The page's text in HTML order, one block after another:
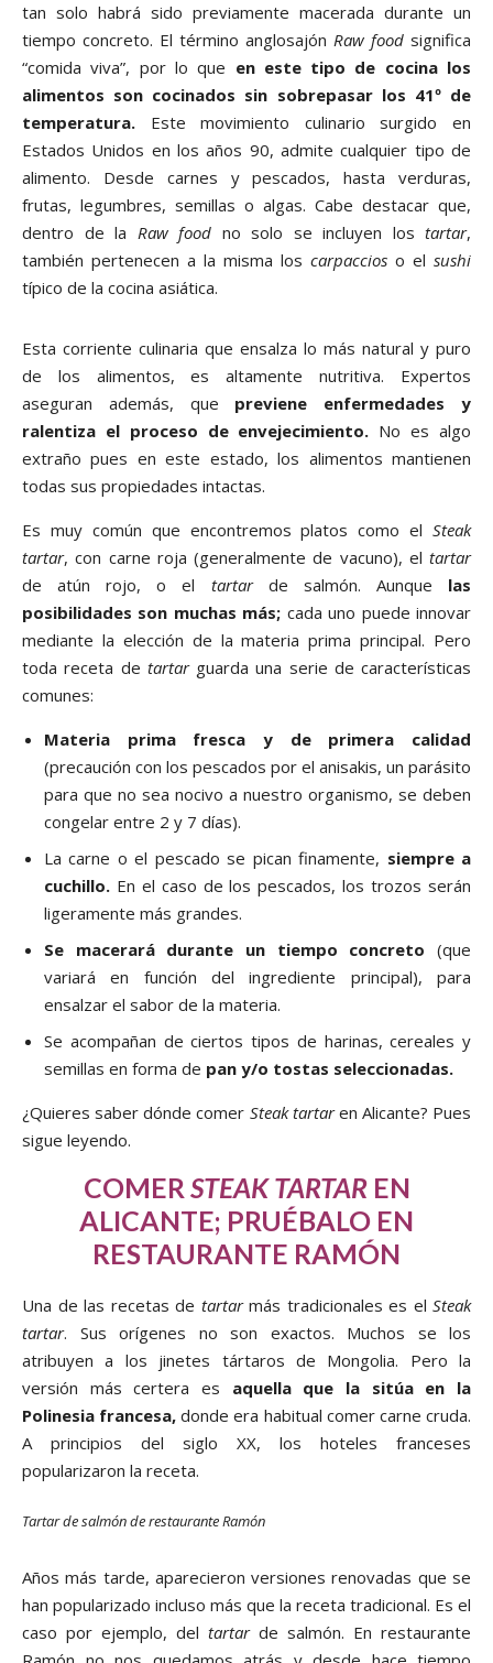
tan solo habrá sido previamente macerada durante un
tiempo concreto. El término anglosajón Raw food significa
“comida viva”, por lo que en este tipo de cocina los
alimentos son cocinados sin sobrepasar los 41º de
temperatura. Este movimiento culinario surgido en
Estados Unidos en los años 90, admite cualquier tipo de
alimento. Desde carnes y pescados, hasta verduras,
frutas, legumbres, semillas o algas. Cabe destacar que,
dentro de la Raw food no solo se incluyen los tartar,
también pertenecen a la misma los carpaccios o el sushi
típico de la cocina asiática.
Esta corriente culinaria que ensalza lo más natural y puro
de los alimentos, es altamente nutritiva. Expertos
aseguran además, que previene enfermedades y
ralentiza el proceso de envejecimiento. No es algo
extraño pues en este estado, los alimentos mantienen
todas sus propiedades intactas.
Es muy común que encontremos platos como el Steak
tartar, con carne roja (generalmente de vacuno), el tartar
de atún rojo, o el tartarde salmón. Aunque las
posibilidades son muchas más; cada uno puede innovar
mediante la elección de la materia prima principal. Pero
toda receta de tartarguarda una serie de características
comunes:
Materia prima fresca y de primera calidad
(precaución con los pescados por el anisakis, un parásito
para que no sea nocivo a nuestro organismo, se deben
congelar entre 2 y 7 días).
La carne o el pescado se pican finamente, siempre a
cuchillo. En el caso de los pescados, los trozos serán
ligeramente más grandes.
Se macerará durante un tiempo concreto (que
variará en función del ingrediente principal), para
ensalzar el sabor de la materia.
Se acompañan de ciertos tipos de harinas, cereales y
semillas en forma de pan y/o tostas seleccionadas.
¿Quieres saber dónde comer Steak tartaren Alicante? Pues
sigue leyendo.
COMER STEAK TARTAREN
ALICANTE; PRUÉBALO EN
RESTAURANTE RAMÓN
Una de las recetas de tartarmás tradicionales es el Steak
tartar. Sus orígenes no son exactos. Muchos se los
atribuyen a los jinetes tártaros de Mongolia. Pero la
versión más certera es aquella que la sitúa en la
Polinesia francesa, donde era habitual comer carne cruda.
A principios del siglo XX, los hoteles franceses
popularizaron la receta.
Tartar de salmón de restaurante Ramón
Años más tarde, aparecieron versiones renovadas que se
han popularizado incluso más que la receta tradicional. Es el
caso por ejemplo, del tartarde salmón. En restaurante